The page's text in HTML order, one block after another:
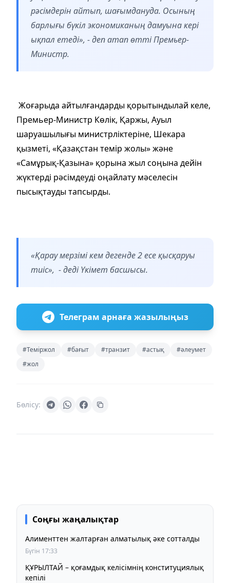
рәсімдерін айтып, шағымдануда. Осының
барлығы бүкіл экономиканың дамуына кері
ықпал етеді», - деп атап өтті Премьер-
Министр.
Жоғарыда айтылғандарды қорытындылай келе,
Премьер-Министр Көлік, Қаржы, Ауыл
шаруашылығы министрліктеріне, Шекара
қызметі, «Қазақстан темір жолы» және
«Самұрық-Қазына» қорына жыл соңына дейін
жүктерді рәсімдеуді оңайлату мәселесін
пысықтауды тапсырды.
«Қарау мерзімі кем дегенде 2 есе қысқаруы
тиіс», - деді Үкімет басшысы.
Телеграм арнаға жазылыңыз
#Теміржол #бағыт #транзит #астық
#әлеумет
#жол
Бөлісу:
Соңғы жаңалықтар
Алименттен жалтарған алматылық әке сотталды
Бүгін 17:33
ҚҰРЫЛТАЙ – қоғамдық келісімнің конституциялық
кепілі